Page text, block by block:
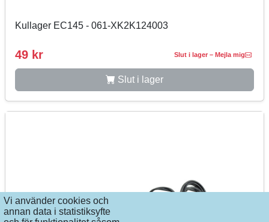
Vi använder cookies och
annan data i statistiksyfte
Kullager EC145 - 061-XK2K124003
49 kr Slut i lager – Mejla mig
Slut i lager